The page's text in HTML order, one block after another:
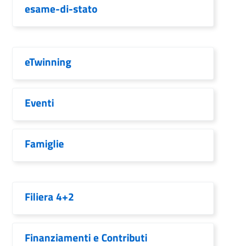
esame-di-stato
eTwinning
Eventi
Famiglie
Filiera 4+2
Finanziamenti e Contributi